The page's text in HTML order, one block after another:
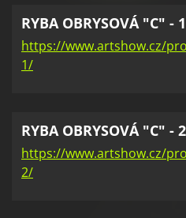
RYBA OBRYSOVÁ "C" - 1
https://www.artshow.cz/
1/
RYBA OBRYSOVÁ "C" - 2
https://www.artshow.cz/
2/